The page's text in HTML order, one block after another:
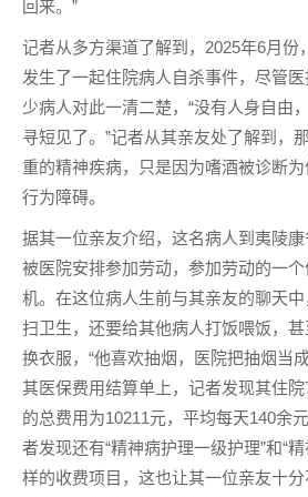
回来。”
记者从多方渠道了解到，2025年6月份
发生了一起住院病人自杀事件，尽管
少病人对此一清二楚，“没有人身自由
寻短见了。”记者从其亲友处了解到，
重的精神疾病，只是因为嗜酒被诊断
行为障碍。
据其一位亲友介绍，这名病人到夷陵
被医院安排参加劳动，参加劳动的一
机。在这位病人生前与其亲友的聊天
扫卫生，还要给其他病人打饭喂饭，
换衣服，“他喜欢抽烟，医院把抽烟当
其医保费用结算单上，记者发现其住
的总费用为10211元，平均每天140余
者发现还有“精神病护理一级护理”和“
样的收费项目，这也让其一位亲友十